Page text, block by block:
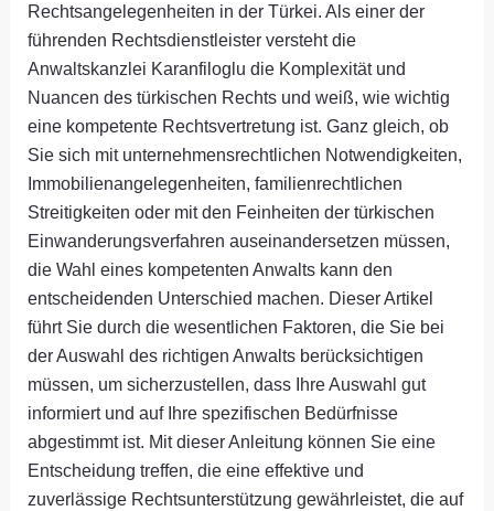
Rechtsangelegenheiten in der Türkei. Als einer der
führenden Rechtsdienstleister versteht die
Anwaltskanzlei Karanfiloglu die Komplexität und
Nuancen des türkischen Rechts und weiß, wie wichtig
eine kompetente Rechtsvertretung ist. Ganz gleich, ob
Sie sich mit unternehmensrechtlichen Notwendigkeiten,
Immobilienangelegenheiten, familienrechtlichen
Streitigkeiten oder mit den Feinheiten der türkischen
Einwanderungsverfahren auseinandersetzen müssen,
die Wahl eines kompetenten Anwalts kann den
entscheidenden Unterschied machen. Dieser Artikel
führt Sie durch die wesentlichen Faktoren, die Sie bei
der Auswahl des richtigen Anwalts berücksichtigen
müssen, um sicherzustellen, dass Ihre Auswahl gut
informiert und auf Ihre spezifischen Bedürfnisse
abgestimmt ist. Mit dieser Anleitung können Sie eine
Entscheidung treffen, die eine effektive und
zuverlässige Rechtsunterstützung gewährleistet, die auf